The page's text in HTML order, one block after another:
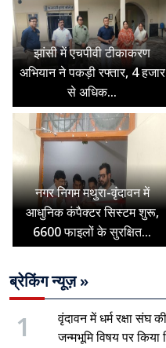
झांसी में एचपीवी टीकाकरण
अभियान ने पकड़ी रफ्तार, 4 हजार
से अधिक...
नगर निगम मथुरा-वृंदावन में
आधुनिक कंपैक्टर सिस्टम शुरू,
6600 फाइलों के सुरक्षित...
ब्रेकिंग न्यूज़ »
1
वृंदावन में धर्म रक्षा संघ
जन्मभूमि विषय पर किया